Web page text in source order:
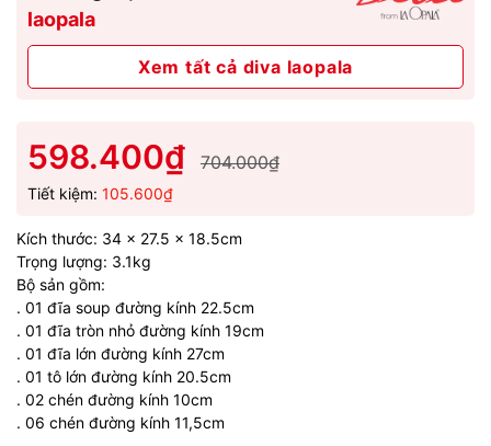
laopala
Xem tất cả diva laopala
598.400₫ 704.000₫
Tiết kiệm: 105.600₫
Kích thước: 34 x 27.5 x 18.5cm
Trọng lượng: 3.1kg
Bộ sản gồm:
. 01 đĩa soup đường kính 22.5cm
. 01 đĩa tròn nhỏ đường kính 19cm
. 01 đĩa lớn đường kính 27cm
. 01 tô lớn đường kính 20.5cm
. 02 chén đường kính 10cm
. 06 chén đường kính 11,5cm